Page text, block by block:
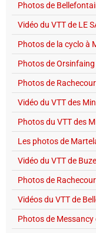
Photos de
Vidéo du VTT de LE
Photos de la cyclo à
Photos de
Photos de
Vidéo du VTT des
Photos du VTT des
Les photos de
Vidéo du VTT de
Photos de
Vidéos du VTT de
Photos de